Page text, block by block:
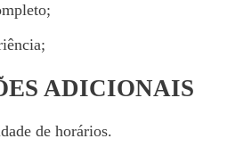
ADICIONAIS
de horários.